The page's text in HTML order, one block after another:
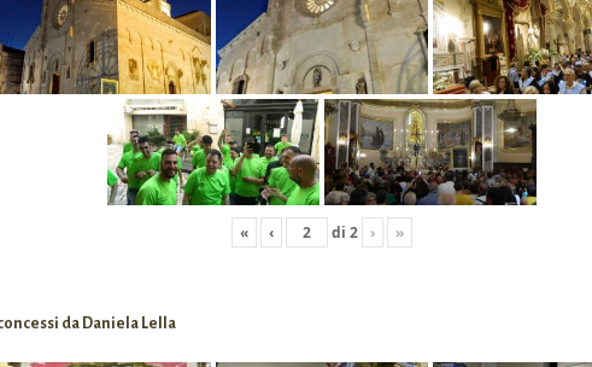
« ‹ di 2 › »
da Daniela Lella